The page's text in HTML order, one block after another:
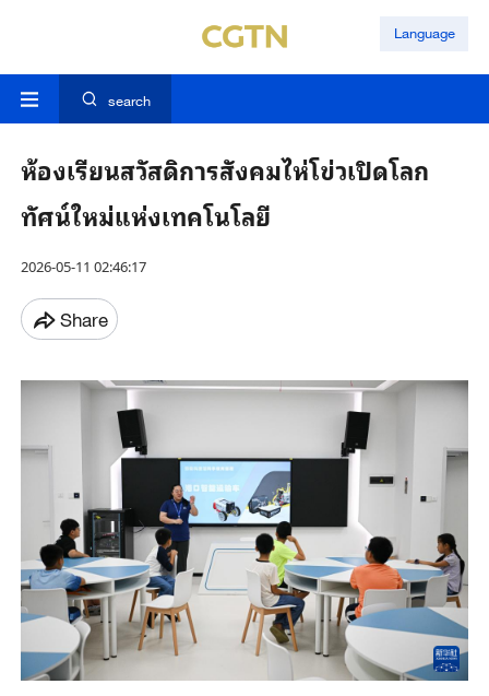
Language
search
ห้องเรียนสวัสดิการสังคมไห่โข่วเปิดโลก
ทัศน์ใหม่แห่งเทคโนโลยี
2026-05-11 02:46:17
Share